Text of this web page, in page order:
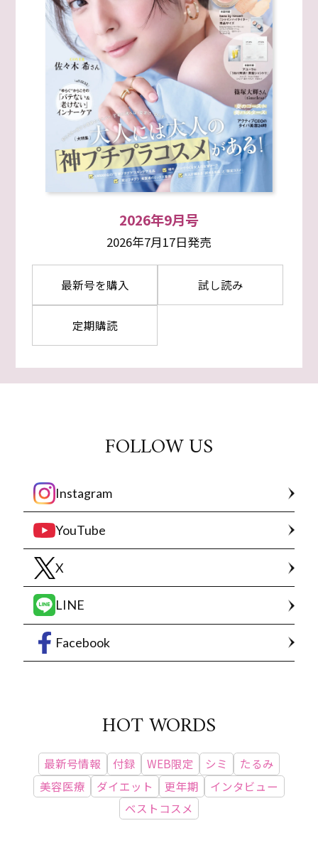
2026年9月号
2026年7月17日発売
最新号を購入 試し読み
定期購読
FOLLOW US
Instagram
YouTube
X
LINE
Facebook
HOT WORDS
最新号情報 付録 WEB限定 シミ
たるみ
美容医療
ダイエット 更年期
インタビュー
ベストコスメ